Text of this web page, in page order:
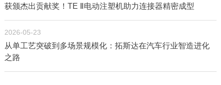
获颁杰出贡献奖！TE Ⅱ电动注塑机助力连接器精密成型
2026-05-23
从单工艺突破到多场景规模化：拓斯达在汽车行业智造进化
之路